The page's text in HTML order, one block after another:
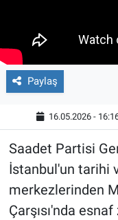
Paylaş
16.05.2026 -
Saadet Partisi
İstanbul'un tarihi
merkezlerinden
Çarşısı'nda